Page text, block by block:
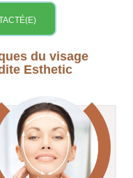
du visage
Esthetic